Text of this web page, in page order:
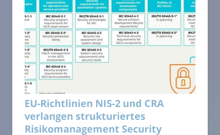
EU-Richtlinien NIS-2 und CRA
verlangen strukturiertes
Risikomanagement Security